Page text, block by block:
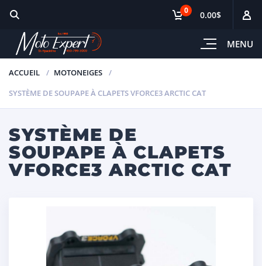
MENU
0 0.00$
ACCUEIL
MOTONEIGES
SYSTÈME DE SOUPAPE À CLAPETS VFORCE3 ARCTIC CAT
SYSTÈME DE
SOUPAPE À CLAPETS
VFORCE3 ARCTIC CAT